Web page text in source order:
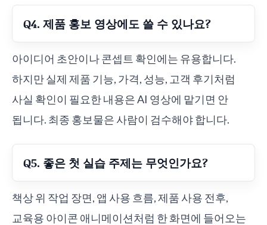
Q4. 제품 홍보 영상에도 쓸 수 있나요?
아이디어 초안이나 콘셉트 확인에는 유용합니다.
하지만 실제 제품 기능, 가격, 성능, 고객 후기처럼
사실 확인이 필요한 내용은 AI 영상에 맡기면 안
됩니다. 최종 홍보물은 사람이 검수해야 합니다.
Q5. 좋은 첫 실습 주제는 무엇인가요?
책상 위 작업 장면, 앱 사용 흐름, 제품 사용 전후,
교육용 아이콘 애니메이션처럼 한 화면에 들어오는